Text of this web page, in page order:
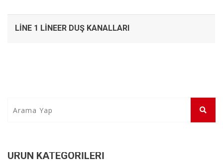
LINE 1 LINEER DUŞ KANALLARI
ÜRÜN KATEGORILERI